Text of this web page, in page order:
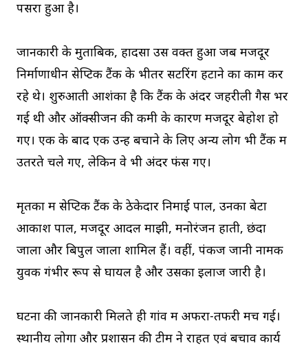
पसरा हुआ है।
जानकारी के मुताबिक, हादसा उस वक्त हुआ जब मजदूर
निर्माणाधीन सेप्टिक टैंक के भीतर सेंटरिंग हटाने का काम कर
रहे थे। शुरुआती आशंका है कि टैंक के अंदर जहरीली गैस भर
गई थी और ऑक्सीजन की कमी के कारण मजदूर बेहोश हो
गए। एक के बाद एक उन्हें बचाने के लिए अन्य लोग भी टैंक में
उतरते चले गए, लेकिन वे भी अंदर फंस गए।
मृतकों में सेप्टिक टैंक के ठेकेदार निमाई पाल, उनका बेटा
आकाश पाल, मजदूर आदल माझी, मनोरंजन हाती, छंदा
जाला और बिपुल जाला शामिल हैं। वहीं, पंकज जानी नामक
युवक गंभीर रूप से घायल है और उसका इलाज जारी है।
घटना की जानकारी मिलते ही गांव में अफरा-तफरी मच गई।
स्थानीय लोगों और प्रशासन की टीम ने राहत एवं बचाव कार्य